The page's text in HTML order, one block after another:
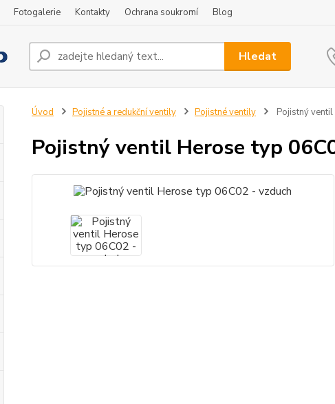
Fotogalerie Kontakty Ochrana soukromí Blog
Hledat
Úvod Pojistné a redukční ventily Pojistné ventily Pojistný
Pojistný ventil Herose typ